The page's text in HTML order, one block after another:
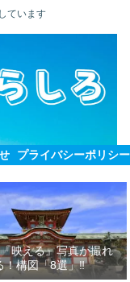
ています
プライバシーポリシー
映える』写真が撮れ
！構図「8選」‼